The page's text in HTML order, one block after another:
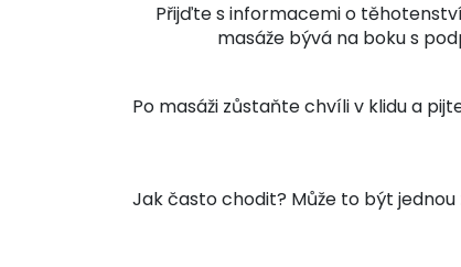
Přijďte s informacemi o
masáže bývá na boku s
Po masáži zůstaňte chvíli v klidu a
Jak často chodit? Může to být